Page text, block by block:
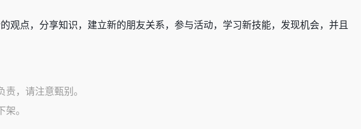
点，分享知识，建立新的朋友关系，参与活动，学习新技能，发现机会，并且
，请注意甄别。
。